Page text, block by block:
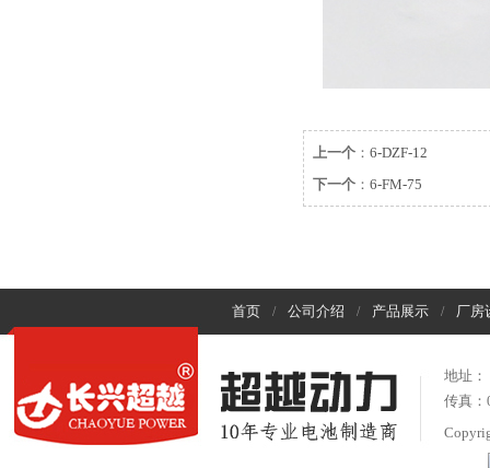
上一个 ： 6-DZF-12
下一个 ： 6-FM-75
首页 / 公司介绍 / 产品展示 / 厂房
地址
传真：